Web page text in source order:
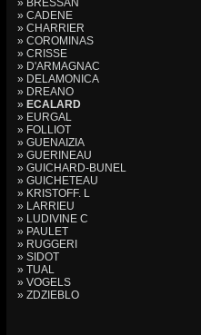
» BRESSAN
» CADENE
» CHARRIER
» COROMINAS
» CRISSE
» D'ARMAGNAC
» DELAMONICA
» DREANO
» ECALARD
» EURGAL
» FOLLIOT
» GUENAIZIA
» GUERINEAU
» GUICHARD-BUNEL
» GUICHETEAU
» KRISTOFF. L
» LARRIEU
» LUDIVINE C
» PAULET
» RUGGERI
» SIDOT
» TUAL
» VOGELS
» ZDZIEBLO